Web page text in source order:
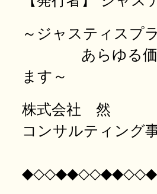
～ジャスティ
あらゆる価値を
ます～
株式会社 然
コンサルティング